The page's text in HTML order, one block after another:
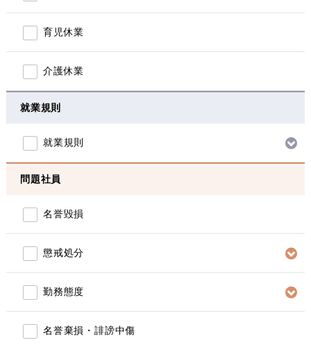
育児休業
介護休業
就業規則
就業規則
問題社員
名誉毀損
懲戒処分
勤務態度
名誉棄損・誹謗中傷